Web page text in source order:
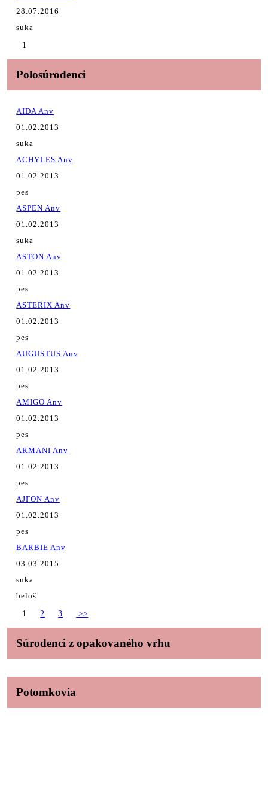
28.07.2016
suka
1
Polosúrodenci
AIDA Anv
01.02.2013
suka
ACHYLES Anv
01.02.2013
pes
ASPEN Anv
01.02.2013
suka
ASTON Anv
01.02.2013
pes
ASTERIX Anv
01.02.2013
pes
AUGUSTUS Anv
01.02.2013
pes
AMIGO Anv
01.02.2013
pes
ARMANI Anv
01.02.2013
pes
AJFON Anv
01.02.2013
pes
BARBIE Anv
03.03.2015
suka
beloš
1
2 3 >>
Súrodenci z opakovaného vrhu
Potomkovia